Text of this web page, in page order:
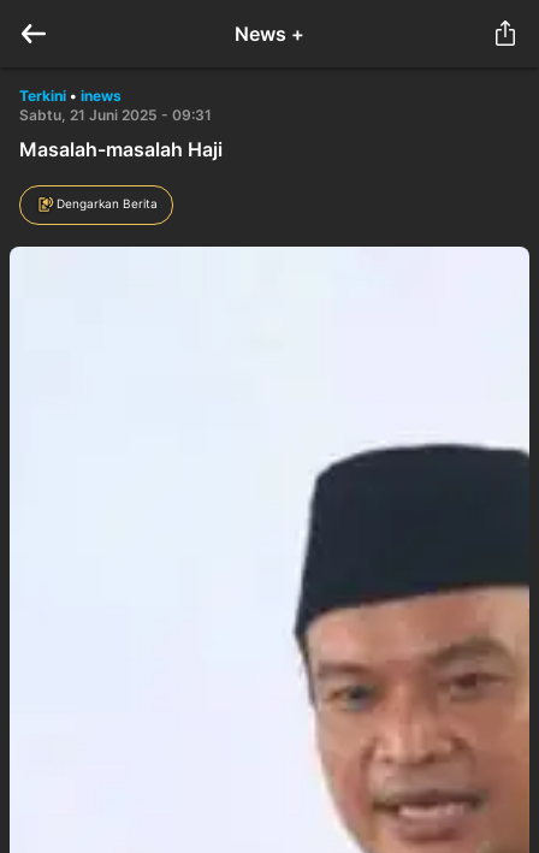
News +
Terkini • inews
Sabtu, 21 Juni 2025 - 09:31
Masalah-masalah Haji
Dengarkan Berita